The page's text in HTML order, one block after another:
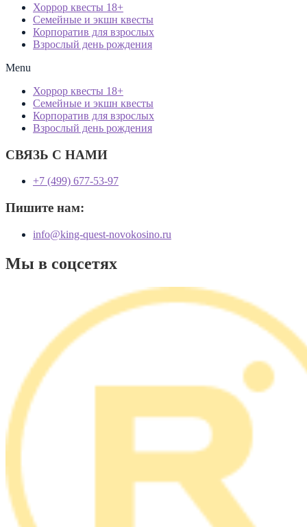
Хоррор квесты 18+
Семейные и экшн квесты
Корпоратив для взрослых
Взрослый день рождения
Menu
Хоррор квесты 18+
Семейные и экшн квесты
Корпоратив для взрослых
Взрослый день рождения
СВЯЗЬ С НАМИ
+7 (499) 677-53-97
Пишите нам:
info@king-quest-novokosino.ru
Мы в соцсетях